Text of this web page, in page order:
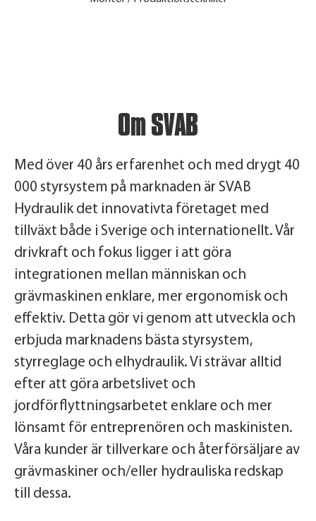
Om SVAB
Med över 40 års erfarenhet och med drygt 40
000 styrsystem på marknaden är SVAB
Hydraulik det innovativta företaget med
tillväxt både i Sverige och internationellt. Vår
drivkraft och fokus ligger i att göra
integrationen mellan människan och
grävmaskinen enklare, mer ergonomisk och
effektiv. Detta gör vi genom att utveckla och
erbjuda marknadens bästa styrsystem,
styrreglage och elhydraulik. Vi strävar alltid
efter att göra arbetslivet och
jordförflyttningsarbetet enklare och mer
lönsamt för entreprenören och maskinisten.
Våra kunder är tillverkare och återförsäljare av
grävmaskiner och/eller hydrauliska redskap
till dessa.